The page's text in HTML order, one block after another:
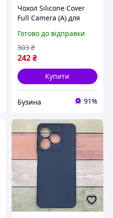
Чохол Silicone Cover
Full Camera (A) для
(KL4)/Spark Go 2025
Колір 18.Black buzyna
Готово до відправки
242₴
303 ₴
Купити
Бузина 91%